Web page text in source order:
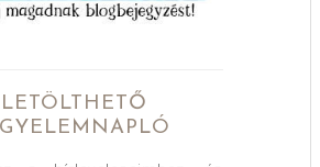
LETÖLTHETŐ